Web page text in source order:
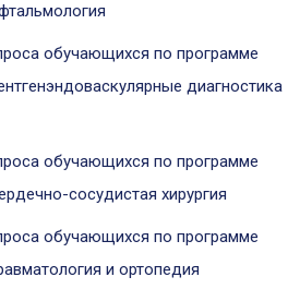
обучающихся по программе
диагностика
обучающихся по программе
сосудистая хирургия
обучающихся по программе
и ортопедия